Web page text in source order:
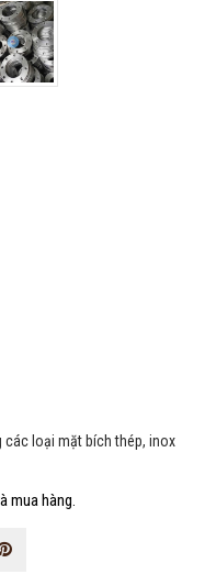
các loại mặt bích thép, inox
mua hàng.